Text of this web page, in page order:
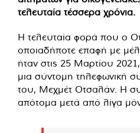
τελευταία τέσσερα χρόνια.
Η τελευταία φορά που ο
οποιαδήποτε επαφή με
ήταν στις 25 Μαρτίου
μια σύντομη τηλεφωνική
του, Μεχμέτ Οτσαλάν. Η
απότομα μετά από λίγα